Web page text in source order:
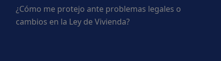
¿Cómo me protejo ante problemas legales o
cambios en la Ley de Vivienda?